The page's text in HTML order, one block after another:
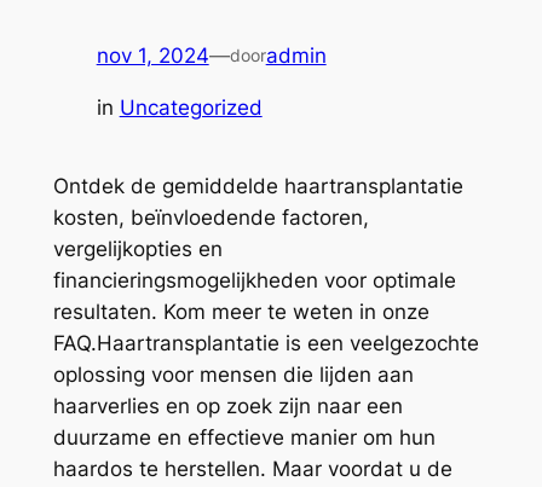
nov 1, 2024—dooradmin
in Uncategorized
Ontdek de gemiddelde haartransplantatie
kosten, beïnvloedende factoren,
vergelijkopties en
financieringsmogelijkheden voor optimale
resultaten. Kom meer te weten in onze
FAQ.Haartransplantatie is een veelgezochte
oplossing voor mensen die lijden aan
haarverlies en op zoek zijn naar een
duurzame en effectieve manier om hun
haardos te herstellen. Maar voordat u de